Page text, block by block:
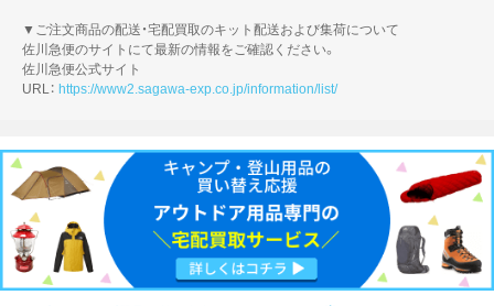
▼ご注文商品の配送・宅配買取のキット配送および集荷について
佐川急便のサイトにて最新の情報をご確認ください。
佐川急便公式サイト
URL： https://www2.sagawa-exp.co.jp/information/list/